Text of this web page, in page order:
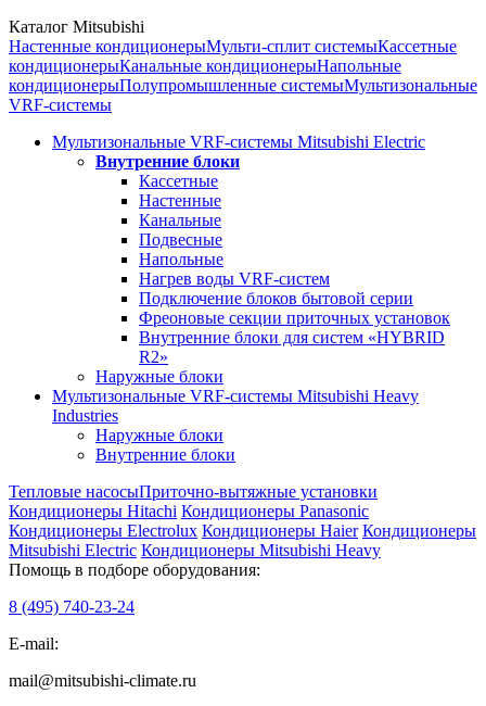
Каталог Mitsubishi
Настенные кондиционерыМульти-сплит системыКассетные
кондиционерыКанальные кондиционерыНапольные
кондиционерыПолупромышленные системыМультизональные
VRF-системы
Мультизональные VRF-системы Mitsubishi Electric
Внутренние блоки
Кассетные
Настенные
Канальные
Подвесные
Напольные
Нагрев воды VRF-систем
Подключение блоков бытовой серии
Фреоновые секции приточных установок
Внутренние блоки для систем «HYBRID
R2»
Наружные блоки
Мультизональные VRF-системы Mitsubishi Heavy
Industries
Наружные блоки
Внутренние блоки
Тепловые насосыПриточно-вытяжные установки
Кондиционеры Hitachi Кондиционеры Panasonic
Кондиционеры Electrolux Кондиционеры Haier Кондиционеры
Mitsubishi Electric Кондиционеры Mitsubishi Heavy
Помощь в подборе оборудования:
8 (495) 740-23-24
E-mail:
mail@mitsubishi-climate.ru